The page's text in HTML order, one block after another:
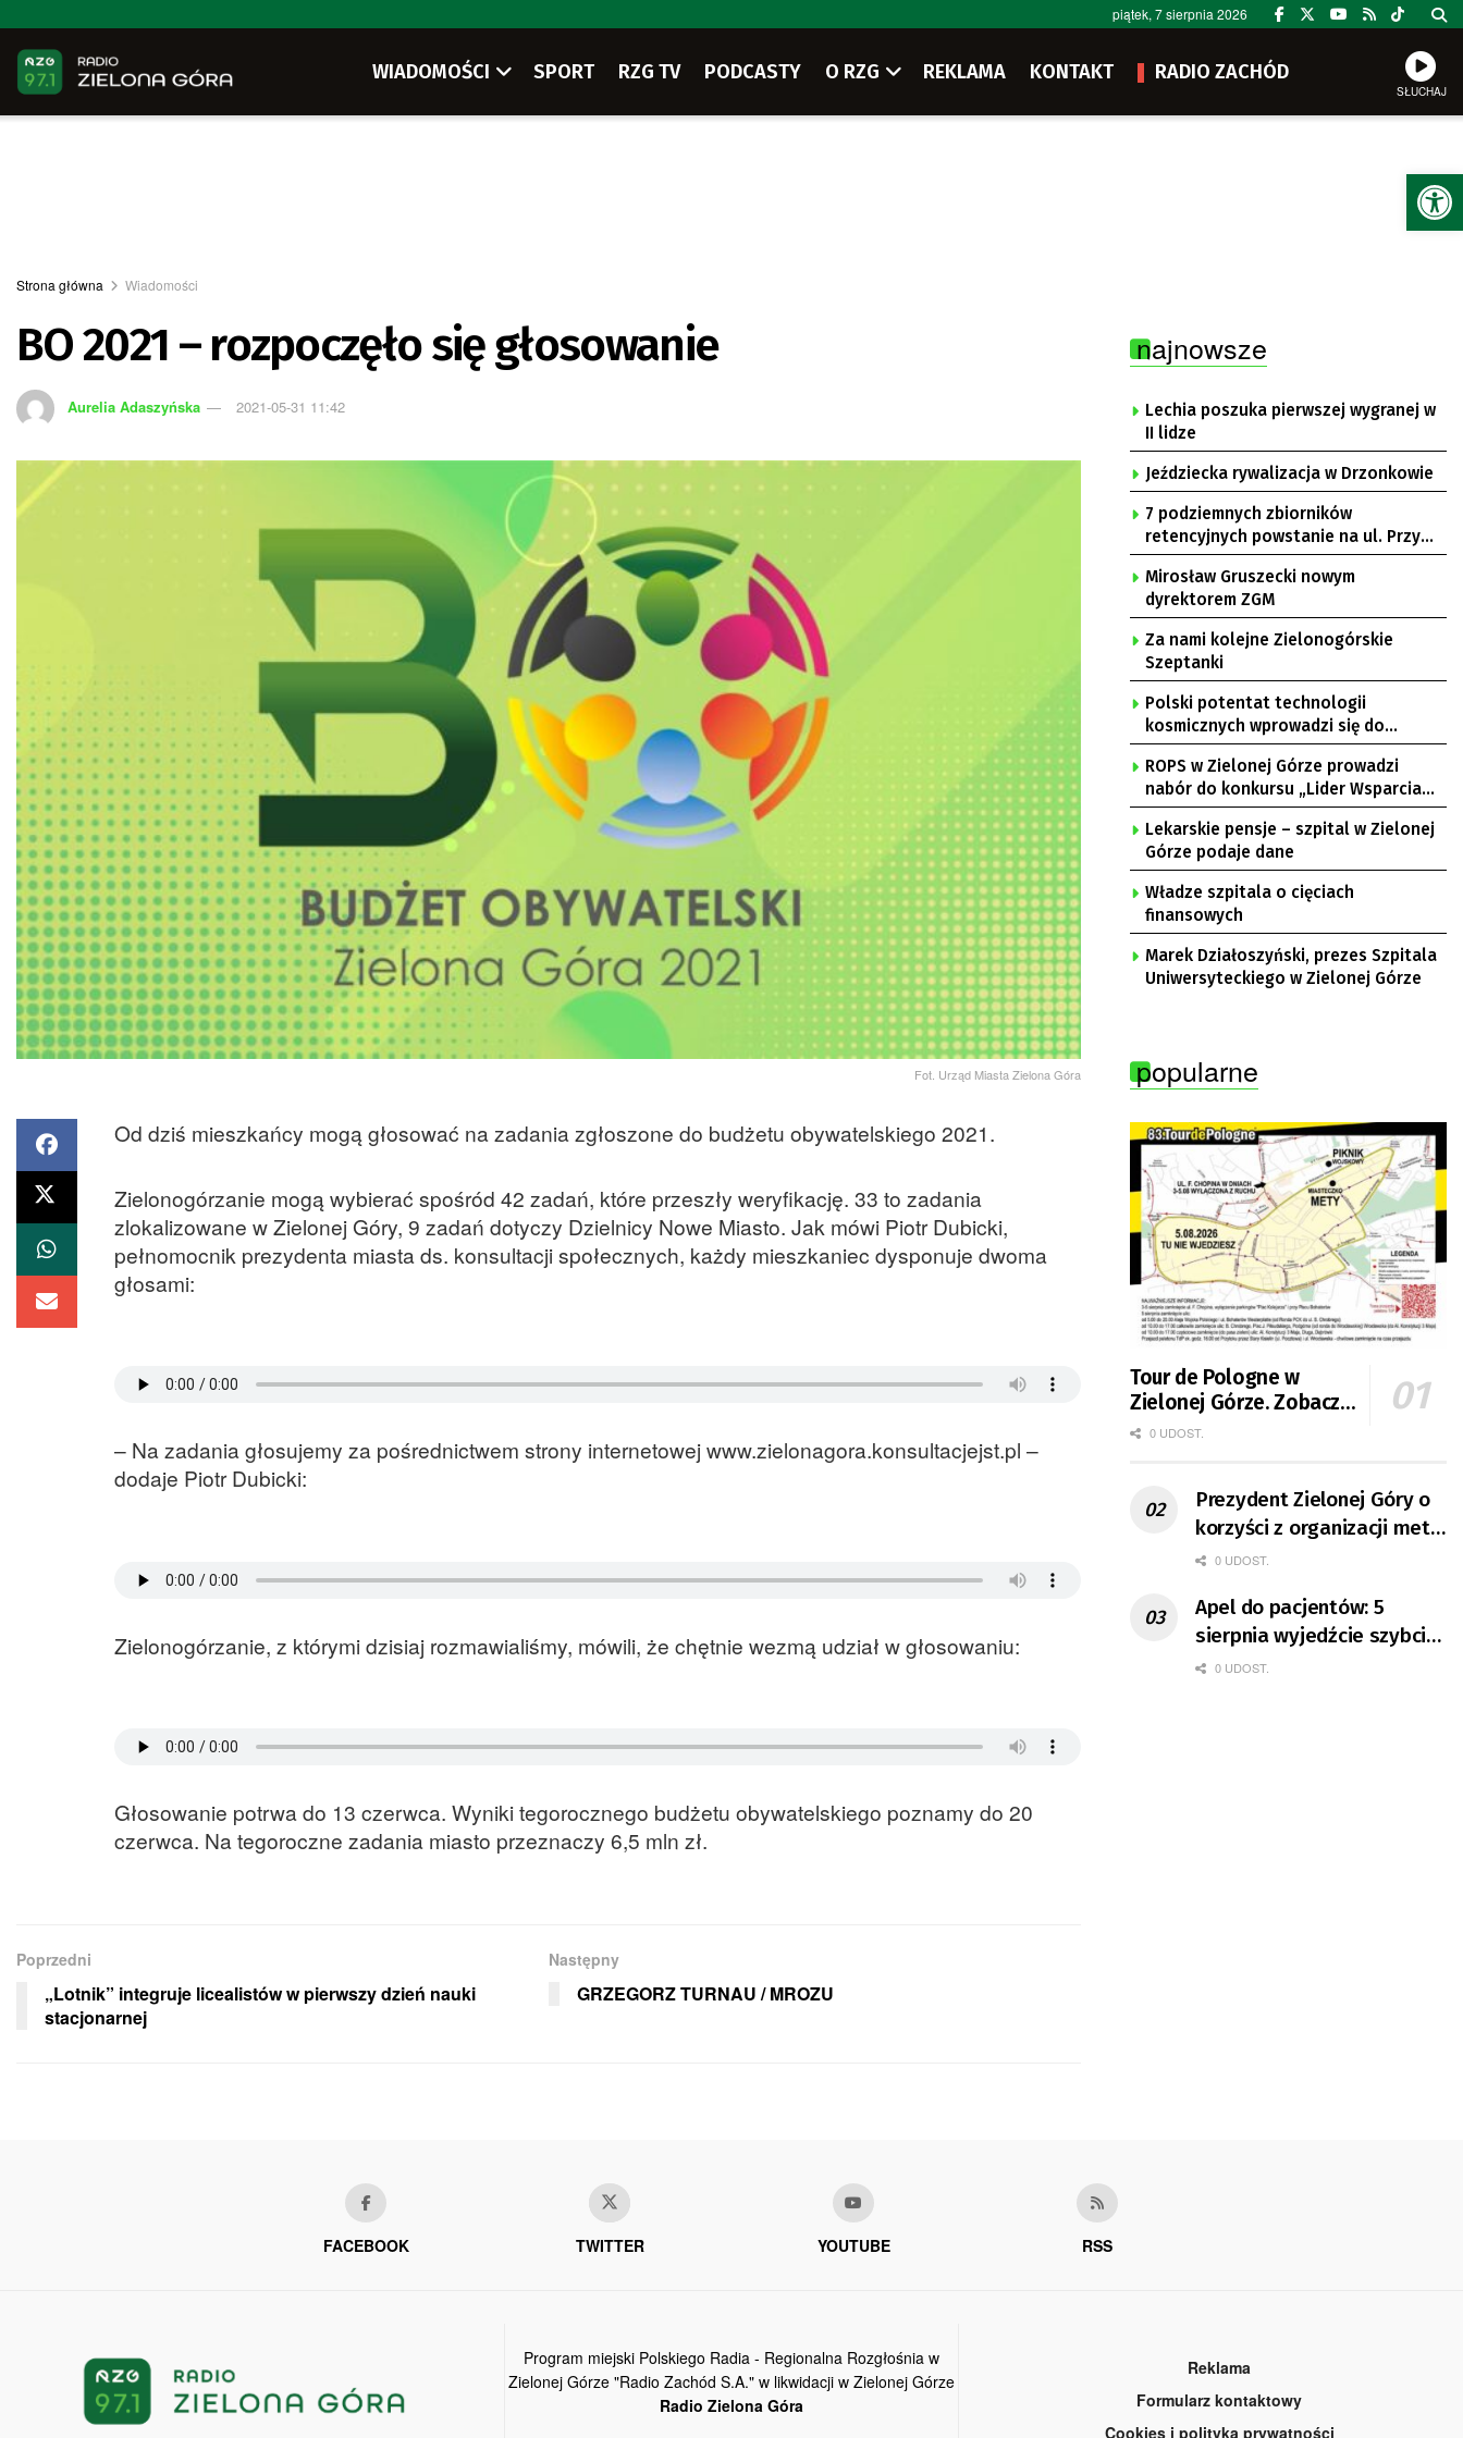
piątek, 7 sierpnia 2026
WIADOMOŚCI SPORT RZG TV PODCASTY O RZG REKLAMA KONTAKT RADIO ZACHÓD
SŁUCHAJ
Strona główna Wiadomości
BO 2021 – rozpoczęło się głosowanie
Aurelia Adaszyńska 2021-05-31 11:42
Fot. Urząd Miasta Zielona Góra
Od dziś mieszkańcy mogą głosować na zadania zgłoszone do budżetu obywatelskiego 2021.
Zielonogórzanie mogą wybierać spośród 42 zadań, które przeszły weryfikację. 33 to zadania
zlokalizowane w Zielonej Góry, 9 zadań dotyczy Dzielnicy Nowe Miasto. Jak mówi Piotr Dubicki,
pełnomocnik prezydenta miasta ds. konsultacji społecznych, każdy mieszkaniec dysponuje dwoma
głosami:
– Na zadania głosujemy za pośrednictwem strony internetowej www.zielonagora.konsultacjejst.pl –
dodaje Piotr Dubicki:
Zielonogórzanie, z którymi dzisiaj rozmawialiśmy, mówili, że chętnie wezmą udział w głosowaniu:
Głosowanie potrwa do 13 czerwca. Wyniki tegorocznego budżetu obywatelskiego poznamy do 20
czerwca. Na tegoroczne zadania miasto przeznaczy 6,5 mln zł.
Poprzedni
„Lotnik” integruje licealistów w pierwszy dzień nauki
stacjonarnej
Następny
GRZEGORZ TURNAU / MROZU
najnowsze
Lechia poszuka pierwszej wygranej w
II lidze
Jeździecka rywalizacja w Drzonkowie
7 podziemnych zbiorników
retencyjnych powstanie na ul. Przy
Gazowni
Mirosław Gruszecki nowym
dyrektorem ZGM
Za nami kolejne Zielonogórskie
Szeptanki
Polski potentat technologii
kosmicznych wprowadzi się do
Zielonej Góry
ROPS w Zielonej Górze prowadzi
nabór do konkursu „Lider Wsparcia
Seniora”
Lekarskie pensje – szpital w Zielonej
Górze podaje dane
Władze szpitala o cięciach
finansowych
Marek Działoszyński, prezes Szpitala
Uniwersyteckiego w Zielonej Górze
popularne
Tour de Pologne w
Zielonej Górze. Zobacz
zmiany w organizacji
0 UDOST.
Prezydent Zielonej Góry o
korzyści z organizacji mety
Tour de Pologne
0 UDOST.
Apel do pacjentów: 5
sierpnia wyjedźcie szybciej
z domów
0 UDOST.
FACEBOOK TWITTER YOUTUBE RSS
Program miejski Polskiego Radia - Regionalna Rozgłośnia w
Zielonej Górze "Radio Zachód S.A." w likwidacji w Zielonej Górze
Radio Zielona Góra
Reklama
Formularz kontaktowy
Cookies i polityka prywatności